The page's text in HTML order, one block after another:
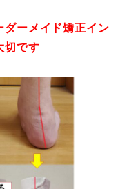
ーメイド矯正イン
切です